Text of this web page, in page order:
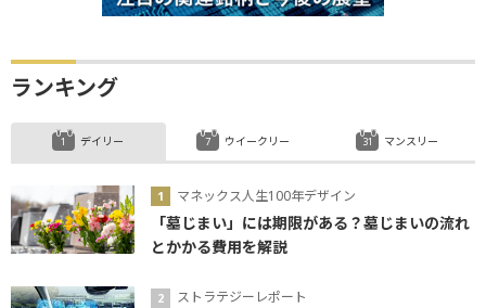
ランキング
デイリー
マネックス人生100年デザイン
「墓じまい」には期限がある？墓じまいの流れ
とかかる費用を解説
ストラテジーレポート
ウイークリー マンスリー